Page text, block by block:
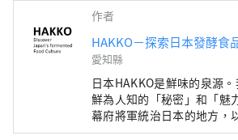
力於打造的空間。
我們即將迎來100週年
卻新穎、開心又美味！
作者
HAKKO－探索日本發酵食
愛知縣
日本HAKKO是鮮味的泉源
鮮為人知的「秘密」和「魅力」！ 名
幕府將軍統治日本的地方，
公園而聞名，但它實際上是